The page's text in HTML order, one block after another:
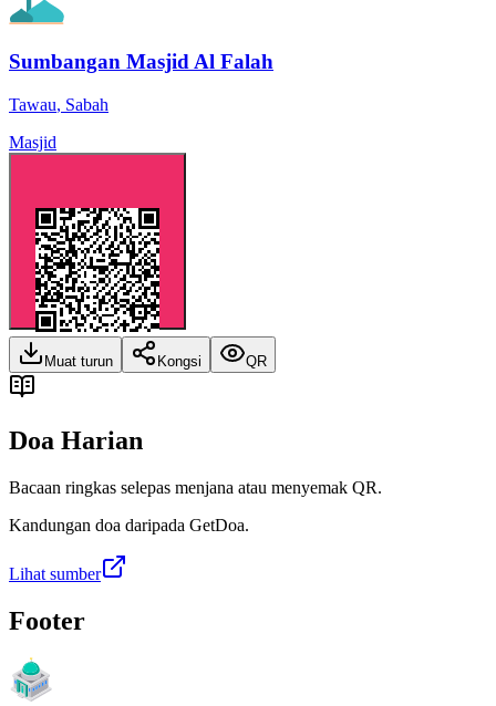
Sumbangan Masjid Al Falah
Tawau, Sabah
Masjid
Muat turun Kongsi QR
Doa Harian
Bacaan ringkas selepas menjana atau menyemak QR.
Kandungan doa daripada GetDoa.
Lihat sumber
Footer